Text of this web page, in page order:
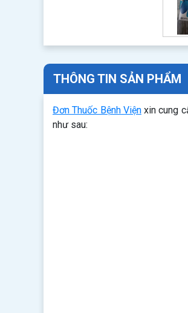
THÔNG TIN SẢN PHẨM
Đơn Thuốc Bệnh Việnxin cung
như sau: